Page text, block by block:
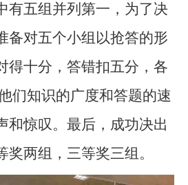
有五组并列第一，为了决
备对五个小组以抢答的形
得十分，答错扣五分，各
们知识的广度和答题的速
和惊叹。最后，成功决出
奖两组，三等奖三组。